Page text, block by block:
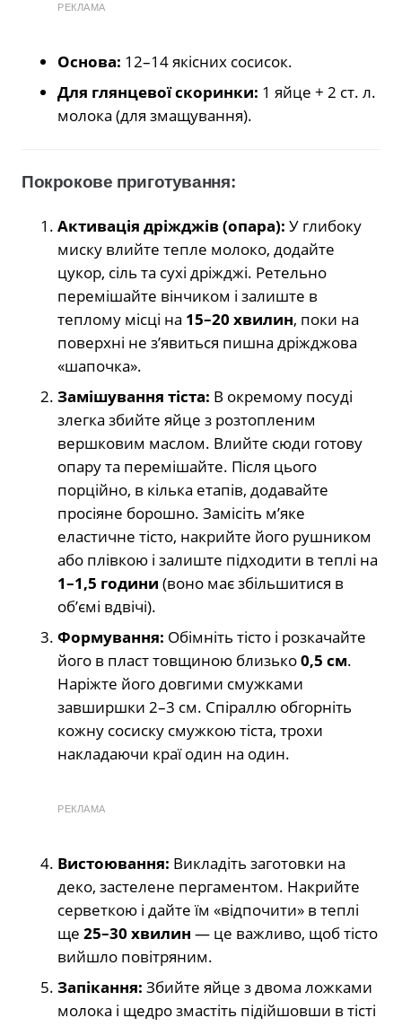
РЕКЛАМА
Основа: 12–14 якісних сосисок.
Для глянцевої скоринки: 1 яйце + 2 ст. л.
молока (для змащування).
Покрокове приготування:
Активація дріжджів (опара): У глибоку
миску влийте тепле молоко, додайте
цукор, сіль та сухі дріжджі. Ретельно
перемішайте вінчиком і залиште в
теплому місці на 15–20 хвилин, поки на
поверхні не з’явиться пишна дріжджова
«шапочка».
Замішування тіста: В окремому посуді
злегка збийте яйце з розтопленим
вершковим маслом. Влийте сюди готову
опару та перемішайте. Після цього
порційно, в кілька етапів, додавайте
просіяне борошно. Замісіть м’яке
еластичне тісто, накрийте його рушником
або плівкою і залиште підходити в теплі на
1–1,5 години (воно має збільшитися в
об’ємі вдвічі).
Формування: Обімніть тісто і розкачайте
його в пласт товщиною близько0,5 см.
Наріжте його довгими смужками
завширшки 2–3 см. Спіраллю обгорніть
кожну сосиску смужкою тіста, трохи
накладаючи краї один на один.
РЕКЛАМА
Вистоювання: Викладіть заготовки на
деко, застелене пергаментом. Накрийте
серветкою і дайте їм «відпочити» в теплі
ще 25–30 хвилин — це важливо, щоб тісто
вийшло повітряним.
Запікання: Збийте яйце з двома ложками
молока і щедро змастіть підійшовши в тісті